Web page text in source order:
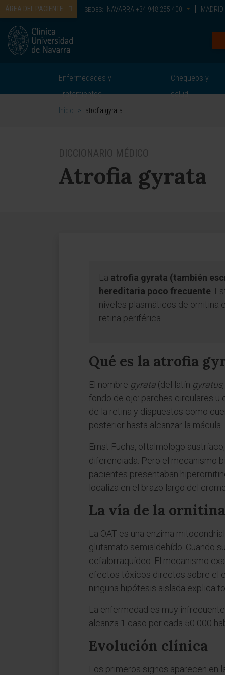
ÁREA DEL PACIENTE SEDES: NAVARRA +34 948 255 400 MADRID
Enfermedades y
Tratamientos
Chequeos y
salud
Inicio > atrofia gyrata
DICCIONARIO MÉDICO
Atrofia gyrata
La atrofia gyrata (también
hereditaria poco frecuente .
niveles plasmáticos de ornitina
retina periférica.
Qué es la atrofia
El nombre gyrata (del latín gyratus
fondo de ojo: parches circulares u
de la retina y dispuestos como
posterior hasta alcanzar la mácula.
Ernst Fuchs, oftalmólogo
diferenciada. Pero el mecanismo
pacientes presentaban
localiza en el brazo largo del
La vía de la
La OAT es una enzima
glutamato semialdehído. Cuando
cefalorraquídeo. El mecanismo
efectos tóxicos directos sobre el
ninguna hipótesis aislada explica
La enfermedad es muy
alcanza 1 caso por cada 50 000
Evolución clínica
Los primeros signos aparecen en